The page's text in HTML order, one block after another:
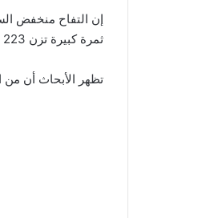
ثمرة كبيرة تزن 223 غرام.
تظهر الأبحاث أن من